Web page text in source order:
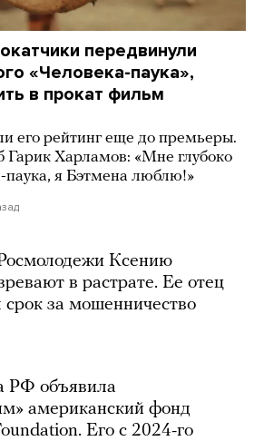
передвинули
«Человека-паука»,
в прокат фильм
его рейтинг еще до премьеры.
Гарик Харламов: «Мне глубоко
паука, я Бэтмена люблю!»
Ксению
в растрате. Ее отец
за мошенничество
РФ объявила
американский фонд
Его с 2024-го